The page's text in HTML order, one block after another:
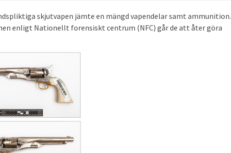
skjutvapen jämte en mängd vapendelar samt ammunition.
enligt Nationellt forensiskt centrum (NFC) går de att åter göra